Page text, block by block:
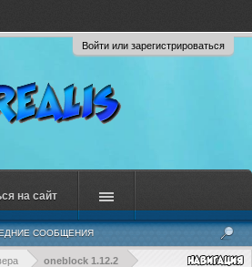
Войти или зарегистрироваться
oneblock 1.12.2
СООБЩЕНИЯ
на сайт